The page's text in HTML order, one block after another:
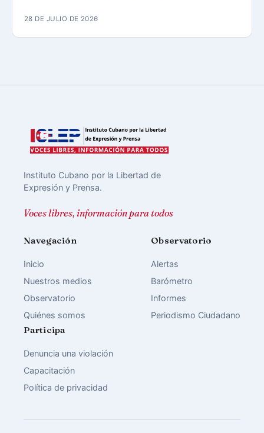
28 DE JULIO DE 2026
Instituto Cubano por la Libertad de
Expresión y Prensa.
Voces libres, información para todos
Navegación
Inicio
Nuestros medios
Observatorio
Quiénes somos
Observatorio
Alertas
Barómetro
Informes
Periodismo Ciudadano
Participa
Denuncia una violación
Capacitación
Política de privacidad